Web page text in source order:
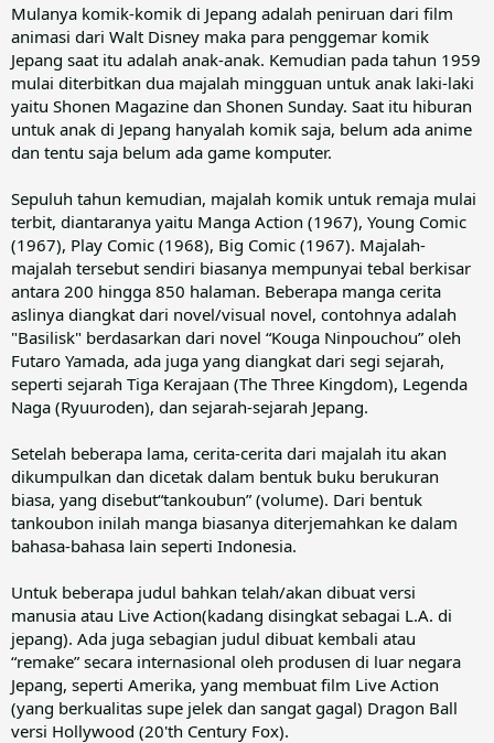
Mulanya komik-komik di Jepang adalah peniruan dari film
animasi dari Walt Disney maka para penggemar komik
Jepang saat itu adalah anak-anak. Kemudian pada tahun 1959
mulai diterbitkan dua majalah mingguan untuk anak laki-laki
yaitu Shonen Magazine dan Shonen Sunday. Saat itu hiburan
untuk anak di Jepang hanyalah komik saja, belum ada anime
dan tentu saja belum ada game komputer.
Sepuluh tahun kemudian, majalah komik untuk remaja mulai
terbit, diantaranya yaitu Manga Action (1967), Young Comic
(1967), Play Comic (1968), Big Comic (1967). Majalah-
majalah tersebut sendiri biasanya mempunyai tebal berkisar
antara 200 hingga 850 halaman. Beberapa manga cerita
aslinya diangkat dari novel/visual novel, contohnya adalah
"Basilisk" berdasarkan dari novel “Kouga Ninpouchou” oleh
Futaro Yamada, ada juga yang diangkat dari segi sejarah,
seperti sejarah Tiga Kerajaan (The Three Kingdom), Legenda
Naga (Ryuuroden), dan sejarah-sejarah Jepang.
Setelah beberapa lama, cerita-cerita dari majalah itu akan
dikumpulkan dan dicetak dalam bentuk buku berukuran
biasa, yang disebut“tankoubun” (volume). Dari bentuk
tankoubon inilah manga biasanya diterjemahkan ke dalam
bahasa-bahasa lain seperti Indonesia.
Untuk beberapa judul bahkan telah/akan dibuat versi
manusia atau Live Action(kadang disingkat sebagai L.A. di
jepang). Ada juga sebagian judul dibuat kembali atau
“remake” secara internasional oleh produsen di luar negara
Jepang, seperti Amerika, yang membuat film Live Action
(yang berkualitas supe jelek dan sangat gagal) Dragon Ball
versi Hollywood (20'th Century Fox).